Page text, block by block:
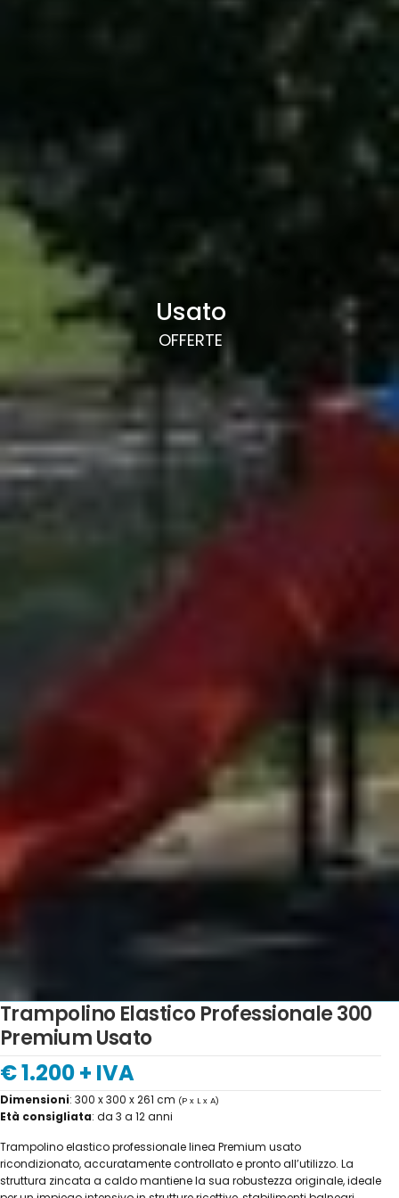
Usato
OFFERTE
Trampolino Elastico Professionale 300
Premium Usato
€ 1.200 + IVA
Dimensioni: 300 x 300 x 261 cm (P x L x A)
Età consigliata: da 3 a 12 anni
Trampolino elastico professionale linea Premium usato
ricondizionato, accuratamente controllato e pronto all’utilizzo. La
struttura zincata a caldo mantiene la sua robustezza originale, ideale